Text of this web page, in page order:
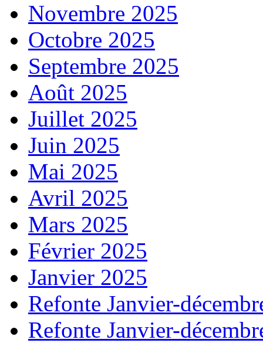
Novembre 2025
Octobre 2025
Septembre 2025
Août 2025
Juillet 2025
Juin 2025
Mai 2025
Avril 2025
Mars 2025
Février 2025
Janvier 2025
Refonte Janvier-
Refonte Janvier-